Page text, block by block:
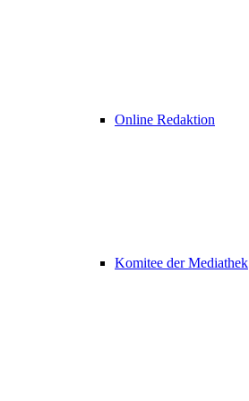
Online Redaktion
Komitee der Mediathek